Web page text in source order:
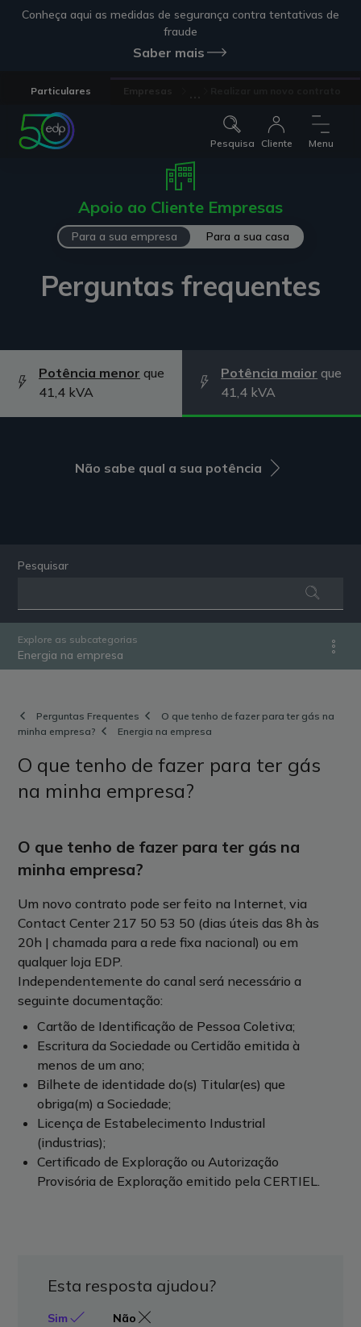
Conheça aqui as medidas de segurança contra tentativas de
fraude
Saber mais
Particulares
Pesquisa Cliente Menu
Apoio ao Cliente Empresas
Para a sua empresa Para a sua casa
Perguntas frequentes
Potência menor que
41,4 kVA
Potência maior que
41,4 kVA
Não sabe qual a sua potência
Pesquisar
Explore as subcategorias
Energia na empresa
Perguntas Frequentes
O que tenho de fazer para ter gás na
minha empresa?
Energia na empresa
O que tenho de fazer para ter gás
na minha empresa?
O que tenho de fazer para ter gás na
minha empresa?
Um novo contrato pode ser feito na Internet, via
Contact Center 217 50 53 50 (dias úteis das 8h às
20h | chamada para a rede fixa nacional) ou em
qualquer loja EDP.
Independentemente do canal será necessário a
seguinte documentação:
Cartão de Identificação de Pessoa Coletiva;
Escritura da Sociedade ou Certidão emitida à
menos de um ano;
Bilhete de identidade do(s) Titular(es) que
obriga(m) a Sociedade;
Licença de Estabelecimento Industrial
(industrias);
Certificado de Exploração ou Autorização
Provisória de Exploração emitido pela CERTIEL.
Esta resposta ajudou?
Sim Não